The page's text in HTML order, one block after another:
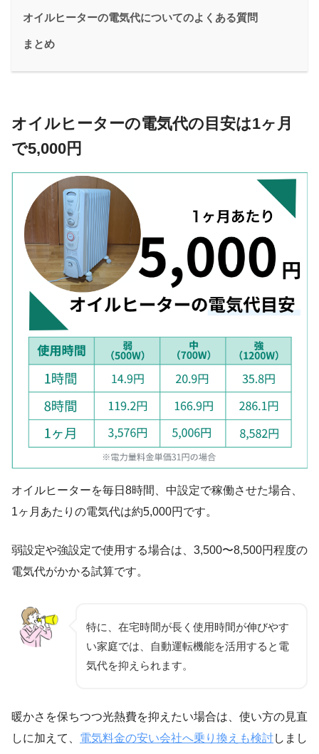
オイルヒーターの電気代についてのよくある質問
まとめ
オイルヒーターの電気代の目安は1ヶ月
で5,000円
オイルヒーターを毎日8時間、中設定で稼働させた場合、
1ヶ月あたりの電気代は約5,000円です。
弱設定や強設定で使用する場合は、3,500〜8,500円程度の
電気代がかかる試算です。
特に、在宅時間が長く使用時間が伸びやす
い家庭では、自動運転機能を活用すると電
気代を抑えられます。
暖かさを保ちつつ光熱費を抑えたい場合は、使い方の見直
しに加えて、 電気料金の安い会社へ乗り換えも検討しまし